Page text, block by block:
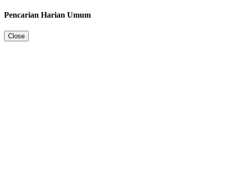
Pencarian Harian Umum
Close